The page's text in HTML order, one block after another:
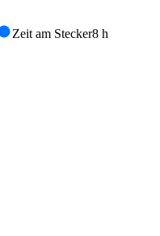
Zeit am Stecker8 h